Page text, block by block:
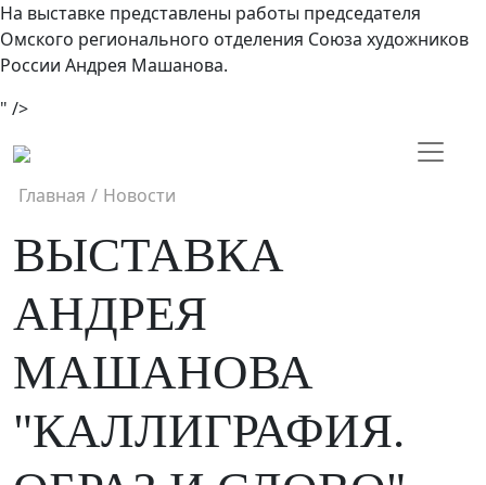
На выставке представлены работы председателя
Омского регионального отделения Союза художников
России Андрея Машанова.
" />
Главная / Новости
ВЫСТАВКА
АНДРЕЯ
МАШАНОВА
"КАЛЛИГРАФИЯ.